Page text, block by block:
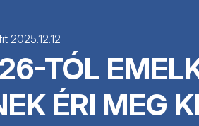
2025.12.12
TÓL
ÉRI MEG